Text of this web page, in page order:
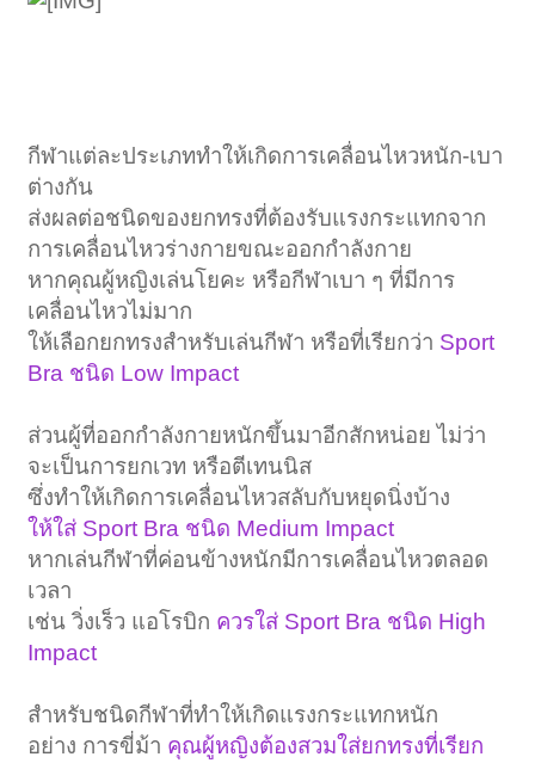
กีฬาแต่ละประเภททำให้เกิดการเคลื่อนไหวหนัก-เบา
ต่างกัน
ส่งผลต่อชนิดของยกทรงที่ต้องรับแรงกระแทกจาก
การเคลื่อนไหวร่างกายขณะออกกำลังกาย
หากคุณผู้หญิงเล่นโยคะ หรือกีฬาเบา ๆ ที่มีการ
เคลื่อนไหวไม่มาก
ให้เลือกยกทรงสำหรับเล่นกีฬา หรือที่เรียกว่า Sport
Bra ชนิด Low Impact
ส่วนผู้ที่ออกกำลังกายหนักขึ้นมาอีกสักหน่อย ไม่ว่า
จะเป็นการยกเวท หรือตีเทนนิส
ซึ่งทำให้เกิดการเคลื่อนไหวสลับกับหยุดนิ่งบ้าง
ให้ใส่ Sport Bra ชนิด Medium Impact
หากเล่นกีฬาที่ค่อนข้างหนักมีการเคลื่อนไหวตลอด
เวลา
เช่น วิ่งเร็ว แอโรบิก ควรใส่ Sport Bra ชนิด High
Impact
สำหรับชนิดกีฬาที่ทำให้เกิดแรงกระแทกหนัก
อย่าง การขี่ม้า คุณผู้หญิงต้องสวมใส่ยกทรงที่เรียก